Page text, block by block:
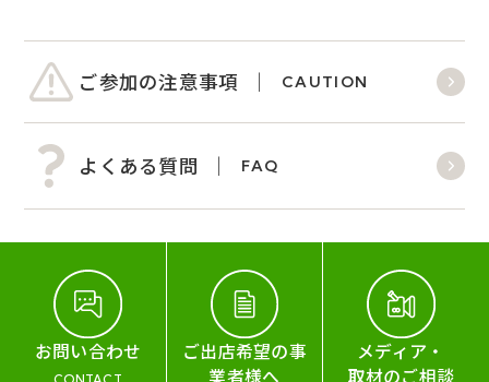
ご参加の注意事項 CAUTION
よくある質問 FAQ
お問い合わせ
ご出店希望の事
業者様へ
メディア・
取材のご相談